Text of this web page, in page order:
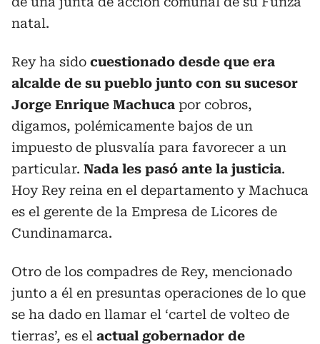
natal.
Rey ha sido cuestionado desde que era
alcalde de su pueblo junto con su sucesor
Jorge Enrique Machuca por cobros,
digamos, polémicamente bajos de un
impuesto de plusvalía para favorecer a un
particular. Nada les pasó ante la justicia.
Hoy Rey reina en el departamento y Machuca
es el gerente de la Empresa de Licores de
Cundinamarca.
Otro de los compadres de Rey, mencionado
junto a él en presuntas operaciones de lo que
se ha dado en llamar el ‘cartel de volteo de
tierras’, es el actual gobernador de